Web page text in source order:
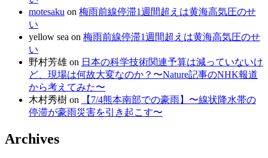
motesaku on 梅雨前線停滞1週間超えは黄海高気圧のせ
い
yellow sea on 梅雨前線停滞1週間超えは黄海高気圧のせ
い
野村芳雄 on 日本の科学技術関連予算は減っていないけ
ど、現場は何故大変なのか？〜Nature記事のNHK報道
から考えてみた〜
木村秀樹 on
【7/4熊本南部での豪雨】〜線状降水帯の
停滞が豪雨災害を引き起こす〜
Archives